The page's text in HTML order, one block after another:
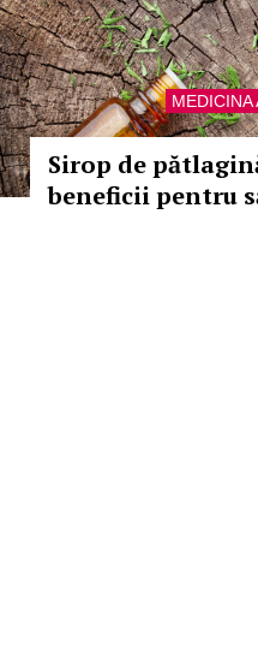
MEDICINA
Sirop de
beneficii pentru